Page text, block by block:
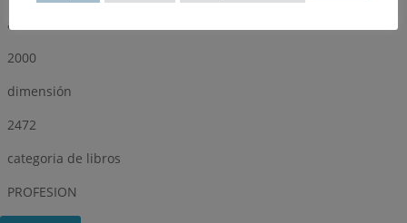
año
2000
dimensión
2472
categoria de libros
PROFESION